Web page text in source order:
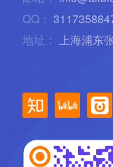
QQ：
地址： 上海浦东